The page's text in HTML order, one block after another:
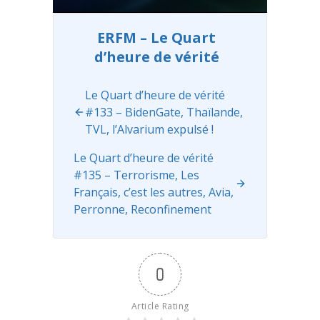
des mois sur
les réseaux
sociaux. Et
bien je vous
...Read more
ERFM – Le Quart
d’heure de vérité
Le Quart d’heure de vérité
#133 – BidenGate, Thaïlande,
TVL, l’Alvarium expulsé !
Le Quart d’heure de vérité
#135 – Terrorisme, Les
Français, c’est les autres, Avia,
Perronne, Reconfinement
0
Article Rating